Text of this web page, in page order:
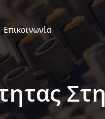
Επικοινωνία
Στη